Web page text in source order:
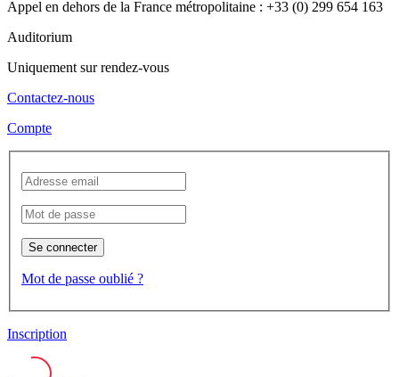
Appel en dehors de la France métropolitaine : +33 (0) 299 654 163
Auditorium
Uniquement sur rendez-vous
Contactez-nous
Compte
Se connecter
Mot de passe oublié ?
Inscription